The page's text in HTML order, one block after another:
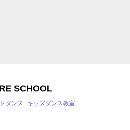
SCHOOL
ダンス キッズダンス教室